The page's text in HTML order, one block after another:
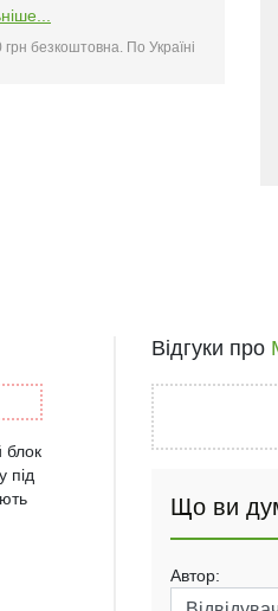
безкоштовна. По Україні
блок
під
Відгуки про
Що ви
Автор: